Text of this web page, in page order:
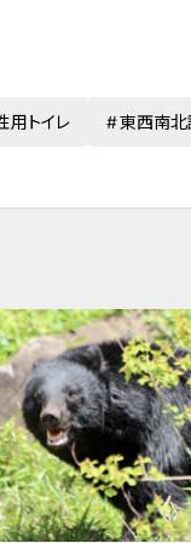
用トイレ 東西南